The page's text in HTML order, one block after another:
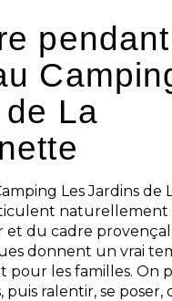
La
Les Jardins de
et du cadre
donnent un vrai
pour les familles. On
puis ralentir, se poser,